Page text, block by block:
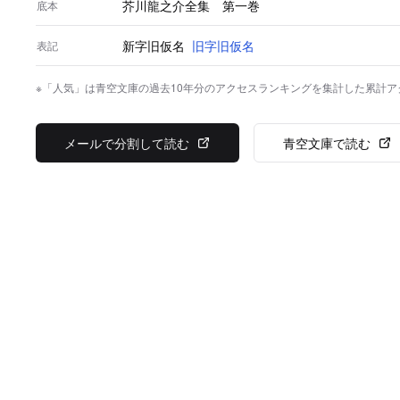
底本 芥川龍之介全集 第一巻
表記 新字旧仮名 旧字旧仮名
※「人気」は青空文庫の過去10年分のアクセスランキングを集計した累計ア
メールで分割して読む 青空文庫で読む